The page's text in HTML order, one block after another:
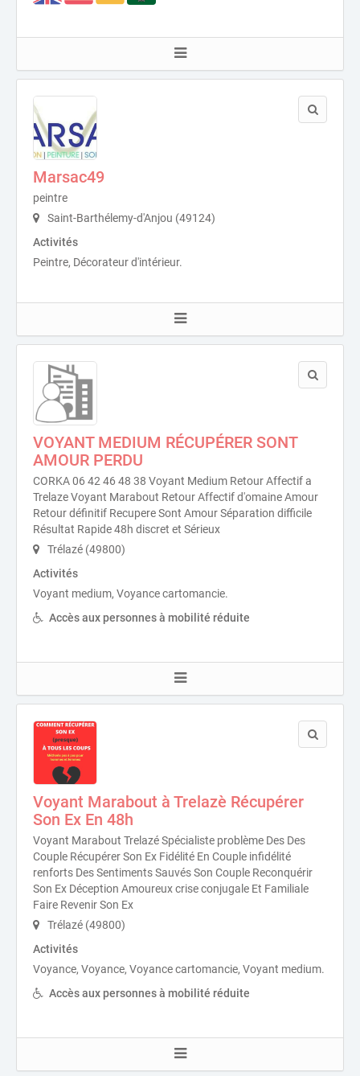
Marsac49
peintre
Saint-Barthélemy-d'Anjou (49124)
Activités
Peintre, Décorateur d'intérieur.
VOYANT MEDIUM RÉCUPÉRER SONT
AMOUR PERDU
CORKA 06 42 46 48 38 Voyant Medium Retour Affectif a
Trelaze Voyant Marabout Retour Affectif d'omaine Amour
Retour définitif Recupere Sont Amour Séparation difficile
Résultat Rapide 48h discret et Sérieux
Trélazé (49800)
Activités
Voyant medium, Voyance cartomancie.
Accès aux personnes à mobilité réduite
Voyant Marabout à Trelazè Récupérer
Son Ex En 48h
Voyant Marabout Trelazé Spécialiste problème Des Des
Couple Récupérer Son Ex Fidélité En Couple infidélité
renforts Des Sentiments Sauvés Son Couple Reconquérir
Son Ex Déception Amoureux crise conjugale Et Familiale
Faire Revenir Son Ex
Trélazé (49800)
Activités
Voyance, Voyance, Voyance cartomancie, Voyant medium.
Accès aux personnes à mobilité réduite